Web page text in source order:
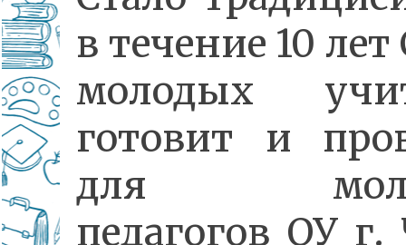
в течение 10 лет
молодых
готовит и
для
педагогов ОУ